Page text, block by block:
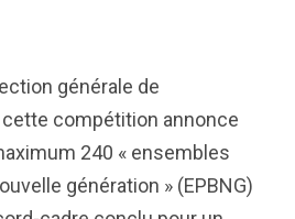
générale de
cette compétition annonce
240 « ensembles
génération » (EPBNG)